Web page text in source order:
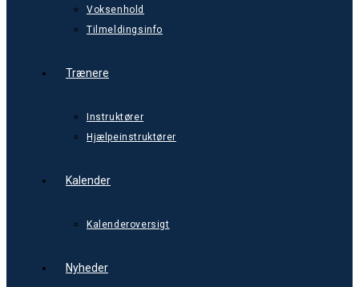
Voksenhold
Tilmeldingsinfo
Trænere
Instruktører
Hjælpeinstruktører
Kalender
Kalenderoversigt
Nyheder